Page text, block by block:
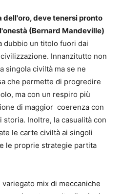
dell'oro, deve tenersi pronto
(Bernard Mandeville)
dubbio un titolo fuori dai
Innanzitutto non
singola civiltà ma se ne
che permette di progredire
ma con un respiro più
di maggior coerenza con
Inoltre, la casualità con
le carte civiltà ai singoli
le proprie strategie partita
variegato mix di meccaniche